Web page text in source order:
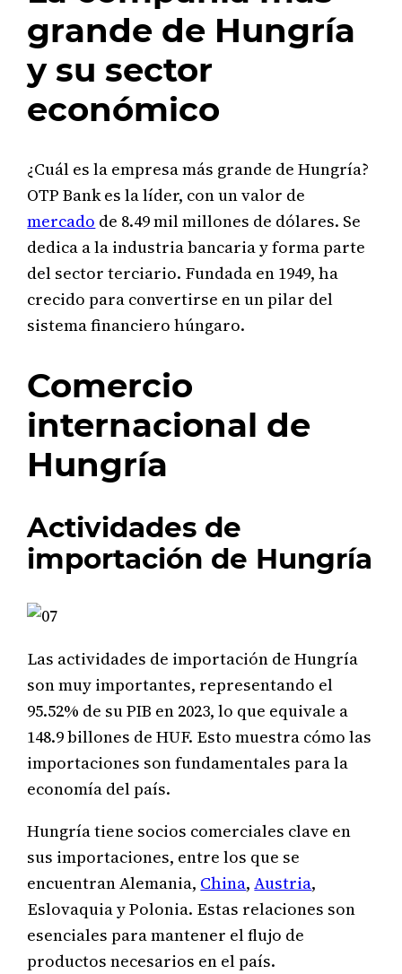
grande de Hungría
y su sector
económico
¿Cuál es la empresa más grande de Hungría?
OTP Bank es la líder, con un valor de
mercado de 8.49 mil millones de dólares. Se
dedica a la industria bancaria y forma parte
del sector terciario. Fundada en 1949, ha
crecido para convertirse en un pilar del
sistema financiero húngaro.
Comercio
internacional de
Hungría
Actividades de
importación de Hungría
Las actividades de importación de Hungría
son muy importantes, representando el
95.52% de su PIB en 2023, lo que equivale a
148.9 billones de HUF. Esto muestra cómo las
importaciones son fundamentales para la
economía del país.
Hungría tiene socios comerciales clave en
sus importaciones, entre los que se
encuentran Alemania, China,Austria,
Eslovaquia y Polonia. Estas relaciones son
esenciales para mantener el flujo de
productos necesarios en el país.